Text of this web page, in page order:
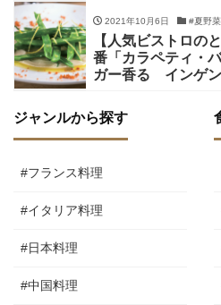
2021年10月6日 #夏野菜
【人気ビストロの
番「カラペティ・
ガー香る インゲ
ジャンルから探す
#フランス料理
#イタリア料理
#日本料理
#中国料理